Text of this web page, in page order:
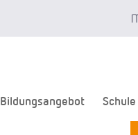
Bildungsangebot Schule